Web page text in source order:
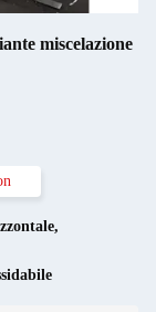
miscelazione
,